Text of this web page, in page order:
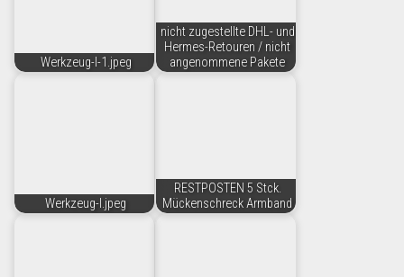
Werkzeug-I-1.jpeg
nicht zugestellte DHL- und
Hermes-Retouren / nicht
angenommene Pakete
Werkzeug-I.jpeg
RESTPOSTEN 5 Stck.
Mückenschreck Armband